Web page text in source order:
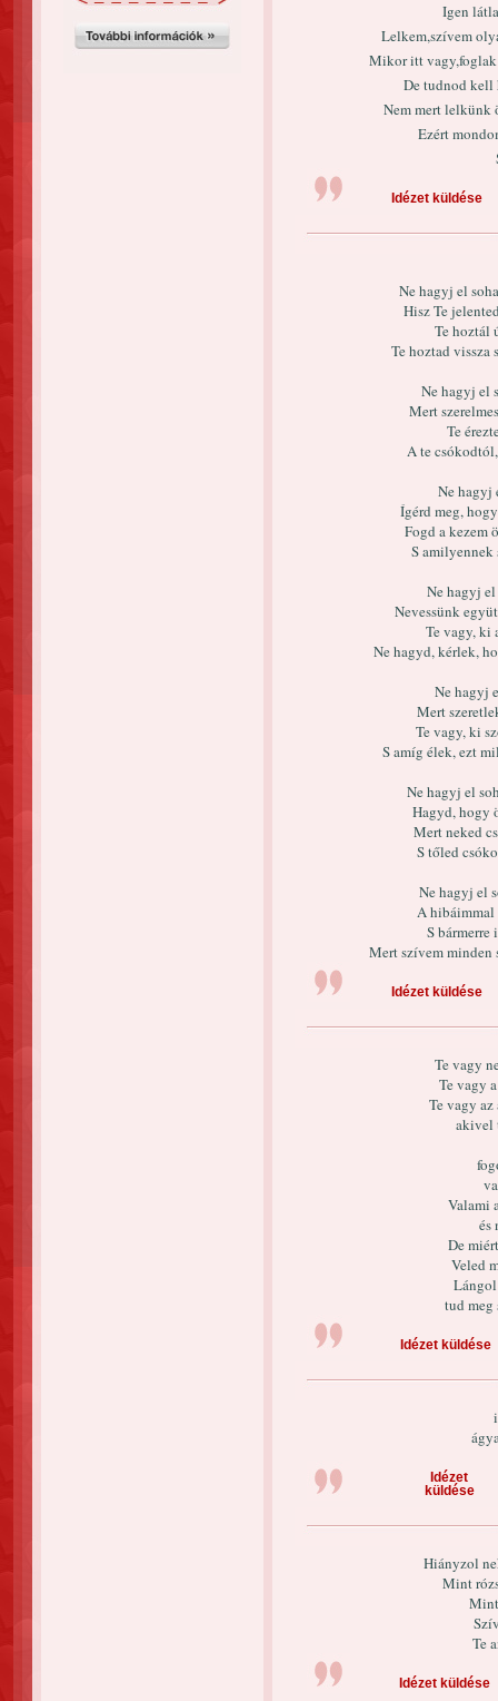
Igen
Lelkem,szívem
Mikor itt
De tudnod kell
Nem mert lelkünk
Ezért
Idézet küldése
Ne hagyj el
Hisz Te
Te hoztál
Te hoztad vissza
Ne hagyj el
Mert
Te
A te
Ne hagyj
Ígérd meg,
Fogd a kezem
S
Ne hagyj
Nevessünk
Te vagy, ki
Ne hagyd, kérlek,
Ne hagyj
Mert
Te vagy, ki
S amíg élek, ezt
Ne hagyj el
Hagyd, hogy
Mert neked
S tőled
Ne hagyj el
A
S bármerre
Mert szívem minden
Idézet küldése
Te vagy
Te vagy
Te vagy
akivel
Valami
és
De
Veled
Lángol
tud meg
Idézet küldése
Idézet
küldése
Hiányzol
Mint
Te
Idézet küldése